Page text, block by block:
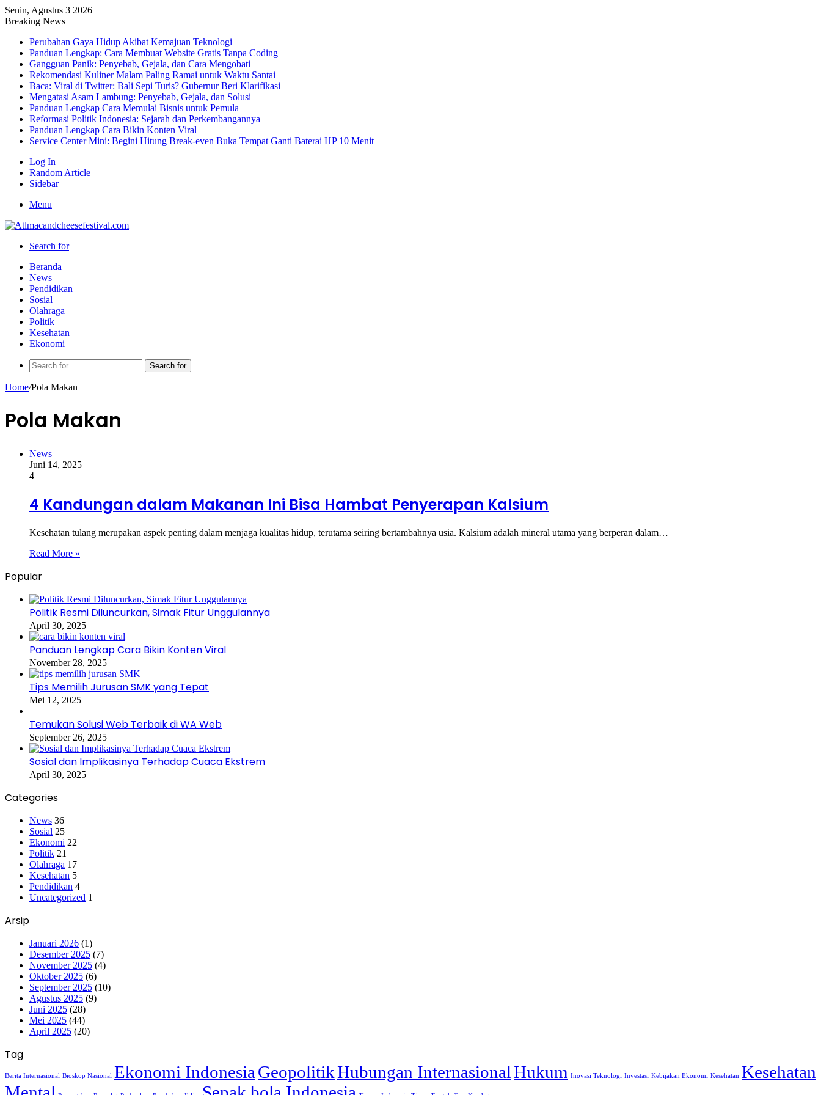
Senin, Agustus 3 2026
Breaking News
Perubahan Gaya Hidup Akibat Kemajuan Teknologi
Panduan Lengkap: Cara Membuat Website Gratis Tanpa Coding
Gangguan Panik: Penyebab, Gejala, dan Cara Mengobati
Rekomendasi Kuliner Malam Paling Ramai untuk Waktu Santai
Baca: Viral di Twitter: Bali Sepi Turis? Gubernur Beri Klarifikasi
Mengatasi Asam Lambung: Penyebab, Gejala, dan Solusi
Panduan Lengkap Cara Memulai Bisnis untuk Pemula
Reformasi Politik Indonesia: Sejarah dan Perkembangannya
Panduan Lengkap Cara Bikin Konten Viral
Service Center Mini: Begini Hitung Break-even Buka Tempat Ganti Baterai HP 10 Menit
Log In
Random Article
Sidebar
Menu
Search for
Beranda
News
Pendidikan
Sosial
Olahraga
Politik
Kesehatan
Ekonomi
Search for
Home/Pola Makan
Pola Makan
News
Juni 14, 2025
4
4 Kandungan dalam Makanan Ini Bisa Hambat Penyerapan Kalsium
Kesehatan tulang merupakan aspek penting dalam menjaga kualitas hidup, terutama seiring bertambahnya usia. Kalsium adalah mineral utama yang berperan dalam…
Read More »
Popular
Politik Resmi Diluncurkan, Simak Fitur Unggulannya
April 30, 2025
Panduan Lengkap Cara Bikin Konten Viral
November 28, 2025
Tips Memilih Jurusan SMK yang Tepat
Mei 12, 2025
Temukan Solusi Web Terbaik di WA Web
September 26, 2025
Sosial dan Implikasinya Terhadap Cuaca Ekstrem
April 30, 2025
Categories
News 36
Sosial 25
Ekonomi 22
Politik 21
Olahraga 17
Kesehatan 5
Pendidikan 4
Uncategorized 1
Arsip
Januari 2026 (1)
Desember 2025 (7)
November 2025 (4)
Oktober 2025 (6)
September 2025 (10)
Agustus 2025 (9)
Juni 2025 (28)
Mei 2025 (44)
April 2025 (20)
Tag
Berita Internasional Bioskop Nasional Ekonomi Indonesia GeopolitikHubungan InternasionalHukum Inovasi Teknologi Investasi Kebijakan Ekonomi Kesehatan Kesehatan